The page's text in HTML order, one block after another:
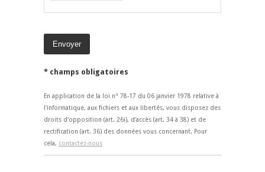
* champs obligatoires
En application de la loi n° 78-17 du 06 janvier 1978 relative à
l'informatique, aux fichiers et aux libertés, vous disposez des
droits d'opposition (art. 26i), d'accès (art. 34 à 38) et de
rectification (art. 36) des données vous concernant. Pour
cela, contactez-nous